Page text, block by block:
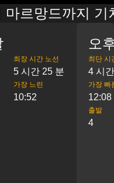
마르망드까지 기
최장 시간 노선
5 시간 25 분
가장 느린
10:52
오
최단 시
4 시
가장 빠
12:08
출발
4